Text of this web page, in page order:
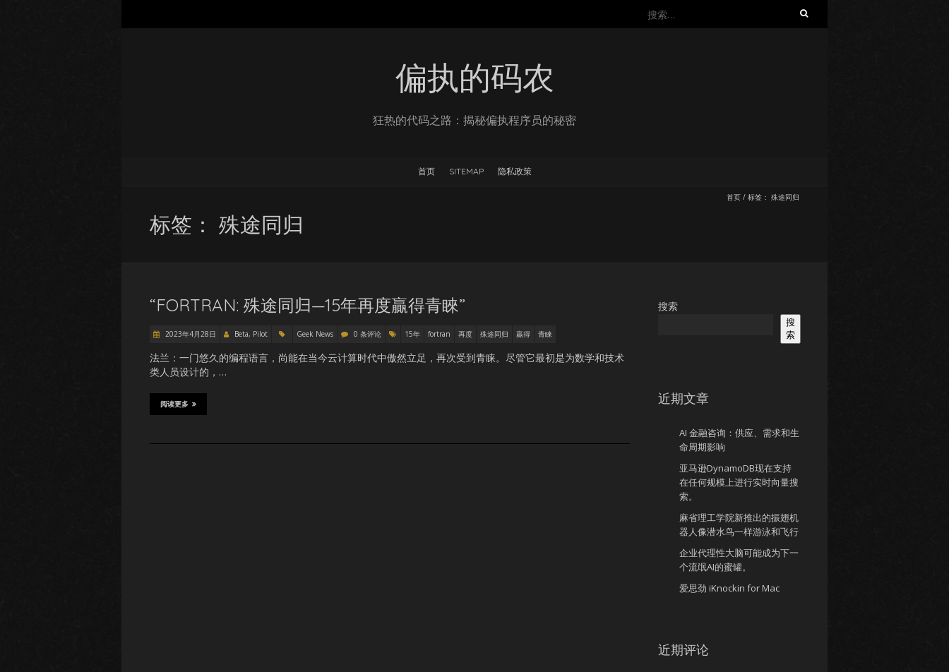
搜
偏执的码农
狂热的代码之路：揭秘偏执程序员的秘密
首页 SITEMAP 隐私政策
首页 / 标签： 殊途同归
标签： 殊途同归
“FORTRAN: 殊途同归—15年再度贏得青睞”
2023年4月28日 Beta, Pilot Geek News 0 条评论 15年 fortran 再度 殊途同归 贏得 青睞
法兰：一门悠久的编程语言，尚能在当今云计算时代中傲然立足，再次受到青睐。尽管它最初是为数学和技术
类人员设计的，…
阅读更多
搜索
搜
索
近期文章
AI 金融咨询：供应、需求和生
命周期影响
亚马逊DynamoDB现在支持
在任何规模上进行实时向量搜
索。
麻省理工学院新推出的振翅机
器人像潜水鸟一样游泳和飞行
企业代理性大脑可能成为下一
个流氓AI的蜜罐。
爱思劲 iKnockin for Mac
近期评论